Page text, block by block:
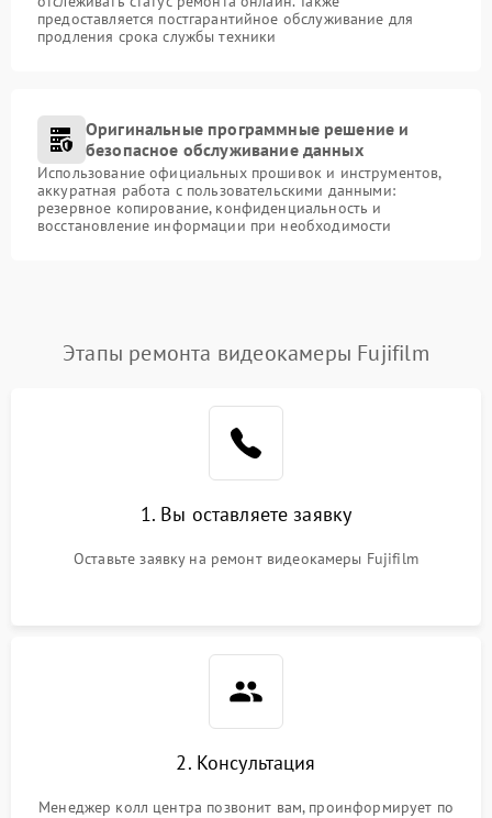
предоставляется постгарантийное обслуживание для
продления срока службы техники
Оригинальные программные решение и
безопасное обслуживание данных
Использование официальных прошивок и инструментов,
аккуратная работа с пользовательскими данными:
резервное копирование, конфиденциальность и
восстановление информации при необходимости
Этапы ремонта видеокамеры Fujifilm
1. Вы оставляете заявку
Оставьте заявку на ремонт видеокамеры Fujifilm
2. Консультация
Менеджер колл центра позвонит вам, проинформирует по